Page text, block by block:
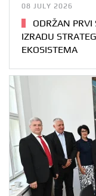
08 JULY 2026
ODRŽAN PRVI
IZRADU
EKOSISTEMA